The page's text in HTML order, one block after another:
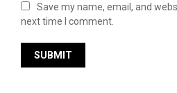
Save my name, email, and
next time I comment.